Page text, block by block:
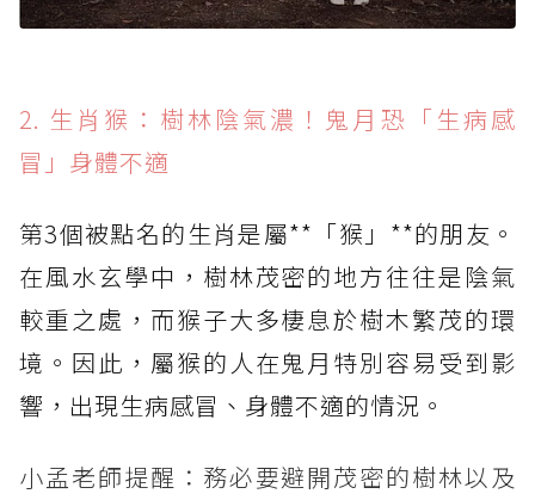
2. 生肖猴：樹林陰氣濃！鬼月恐「生病感
冒」身體不適
第3個被點名的生肖是屬**「猴」**的朋友。
在風水玄學中，樹林茂密的地方往往是陰氣
較重之處，而猴子大多棲息於樹木繁茂的環
境。因此，屬猴的人在鬼月特別容易受到影
響，出現生病感冒、身體不適的情況。
小孟老師提醒：務必要避開茂密的樹林以及